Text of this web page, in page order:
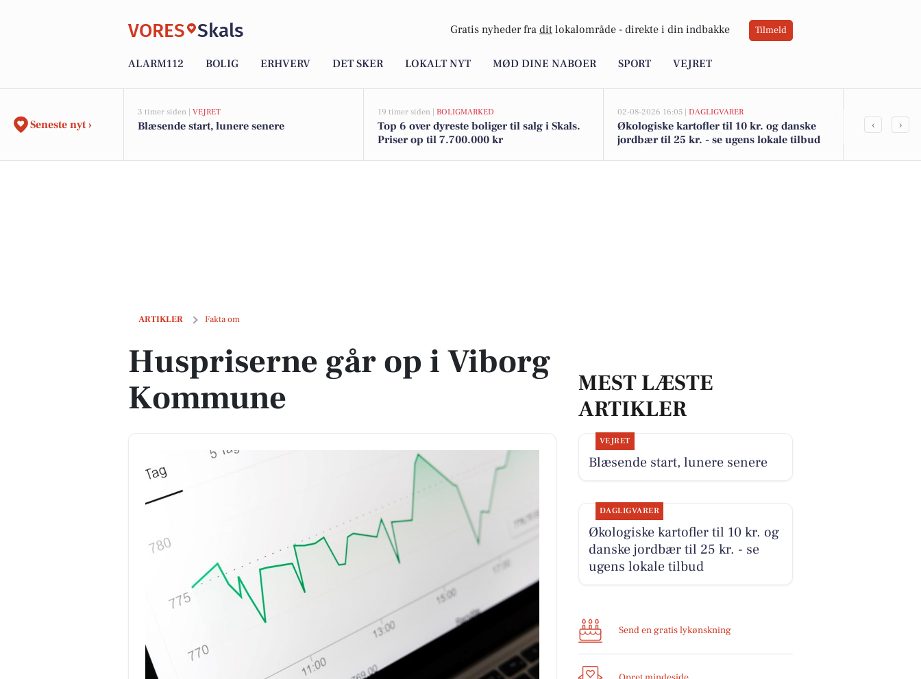
VORES Skals Gratis nyheder fra dit lokalområde - direkte i din indbakke Tilmeld
ALARM112 BOLIG ERHVERV DET SKER LOKALT NYT MØD DINE NABOER SPORT VEJRET
Seneste nyt ›
3 timer siden | VEJRET
Blæsende start, lunere senere
19 timer siden | BOLIGMARKED
Top 6 over dyreste boliger til salg i Skals.
Priser op til 7.700.000 kr
02-08-2026 16:05 | DAGLIGVARER
Økologiske kartofler til 10 kr. og danske
jordbær til 25 kr. - se ugens lokale tilbud
Villy
‹ ›
ARTIKLER Fakta om
Huspriserne går op i Viborg Kommune
Huspriserne går op i Viborg
Kommune
MEST LÆSTE
ARTIKLER
VEJRET
Blæsende start, lunere senere
DAGLIGVARER
Økologiske kartofler til 10 kr. og
danske jordbær til 25 kr. - se
ugens lokale tilbud
Send en gratis lykønskning